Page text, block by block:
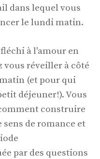
dans lequel vous
le lundi matin.
à l'amour en
vous réveiller à côté
(et pour qui
déjeuner!). Vous
construire
sens de romance et
par des questions